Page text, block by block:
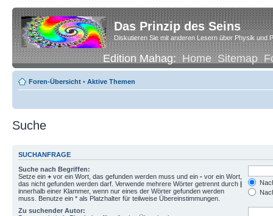
Das Prinzip des Seins
Diskutieren Sie mit anderen Lesern über Physik und
Edition Mahag:Home Sitemap
Foren-Übersicht • Aktive Themen
Suche
SUCHANFRAGE
Suche nach Begriffen:
Setze ein + vor ein Wort, das gefunden werden muss und ein - vor ein Wort,
das nicht gefunden werden darf. Verwende mehrere Wörter getrennt durch |
innerhalb einer Klammer, wenn nur eines der Wörter gefunden werden
muss. Benutze ein * als Platzhalter für teilweise Übereinstimmungen.
Zu suchender Autor: